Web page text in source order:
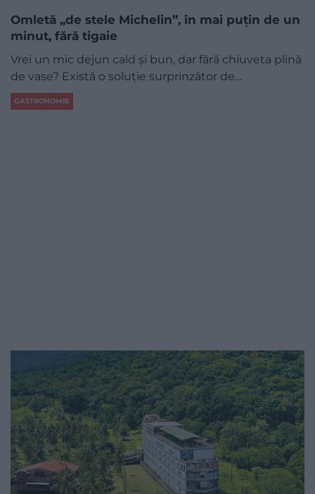
Omletă „de stele Michelin”, în mai puțin de un
minut, fără tigaie
Vrei un mic dejun cald și bun, dar fără chiuveta plină
de vase? Există o soluție surprinzător de…
GASTRONOMIE